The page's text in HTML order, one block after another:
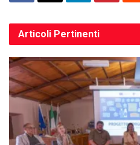
Articoli Pertinenti